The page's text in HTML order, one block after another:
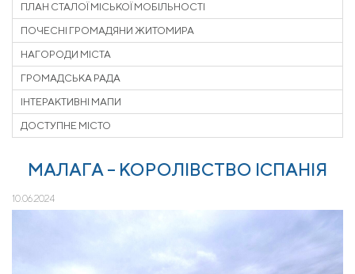
МАЛАГА – КОРОЛІВСТВО ІСПАНІЯ
10.06.2024
ПЛАН СТАЛОЇ МІСЬКОЇ МОБІЛЬНОСТІ
ПОЧЕСНІ ГРОМАДЯНИ ЖИТОМИРА
НАГОРОДИ МІСТА
ГРОМАДСЬКА РАДА
ІНТЕРАКТИВНІ МАПИ
ДОСТУПНЕ МІСТО